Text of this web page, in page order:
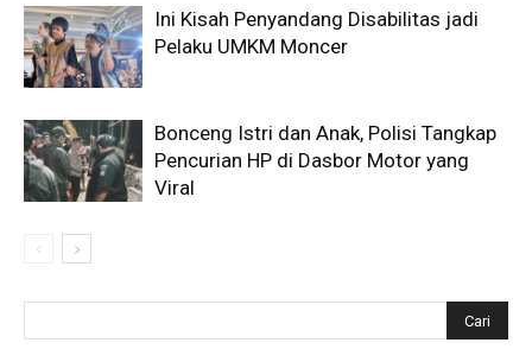
Ini Kisah Penyandang Disabilitas jadi
Pelaku UMKM Moncer
Bonceng Istri dan Anak, Polisi Tangkap
Pencurian HP di Dasbor Motor yang
Viral